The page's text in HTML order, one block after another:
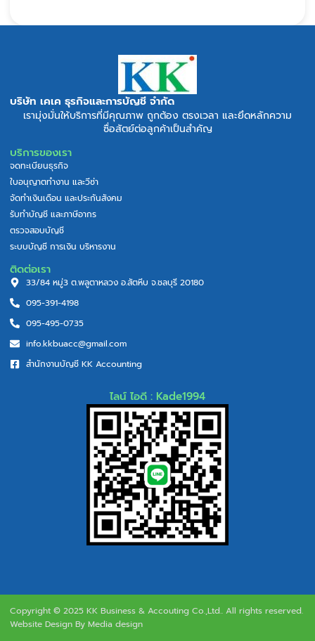
บริษัท เคเค ธุรกิจและการบัญชี จำกัด
เรามุ่งมั่นให้บริการที่มีคุณภาพ ถูกต้อง ตรงเวลา และยึดหลักความ
ซื่อสัตย์ต่อลูกค้าเป็นสำคัญ
ติดต่อเรา
33/84 หมู่3 ต.พลูตาหลวง อ.สัตหีบ จ.ชลบุรี 20180
095-391-4198
095-495-0735
info.kkbuacc@gmail.com
สำนักงานบัญชี KK Accounting
บริการของเรา
จดทะเบียนธุรกิจ
ใบอนุญาตทำงาน และวีซ่า
จัดทำเงินเดือน และประกันสังคม
รับทำบัญชี และภาษีอากร
ตรวจสอบบัญชี
ระบบบัญชี การเงิน บริหารงาน
ไลน์ ไอดี : Kade1994
Copyright © 2025 KK Business & Accouting Co.,Ltd.. All rights reserved.
Website Design By Media design